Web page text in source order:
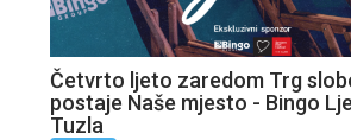
Četvrto ljeto zaredom Trg
postaje Naše mjesto - Bingo
Tuzla